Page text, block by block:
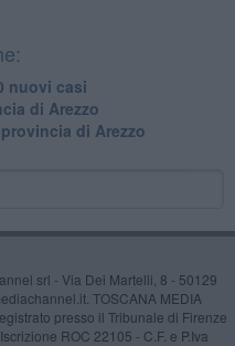
nuovi casi
di Arezzo
di Arezzo
srl - Via Dei Martelli, 8 - 50129
TOSCANA MEDIA
presso il Tribunale di Firenze
ROC 22105 - C.F. e P.Iva